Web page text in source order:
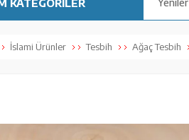
KATEGORİLER Yeniler
İslami Ürünler Tesbih Ağaç Tesbih